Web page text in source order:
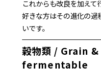
これからも改良を加えて
好きな方はその進化の過
いです。
穀物類 / Grain
fermentable